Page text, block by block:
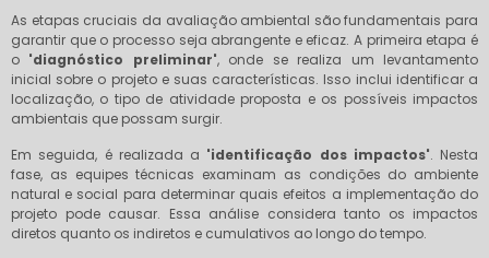
As etapas cruciais da avaliação ambiental são fundamentais para
garantir que o processo seja abrangente e eficaz. A primeira etapa é
o 'diagnóstico preliminar', onde se realiza um levantamento
inicial sobre o projeto e suas características. Isso inclui identificar a
localização, o tipo de atividade proposta e os possíveis impactos
ambientais que possam surgir.
Em seguida, é realizada a 'identificação dos impactos'. Nesta
fase, as equipes técnicas examinam as condições do ambiente
natural e social para determinar quais efeitos a implementação do
projeto pode causar. Essa análise considera tanto os impactos
diretos quanto os indiretos e cumulativos ao longo do tempo.